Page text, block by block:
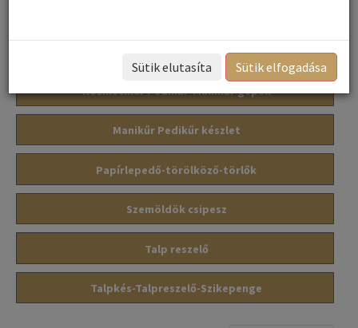
Körömvágó-bőrvágó-olló-csípő
Kozmetikai-Pedikűr-Manikűr gépek
Manikűr Pedikűr készlet
Papírlepedő-törölköző-törlők
Szemöldök csipesz
Talp reszelő
Talpkés-Talpreszelő-Szikepenge
Sütik elutasíta Sütik elfogadása